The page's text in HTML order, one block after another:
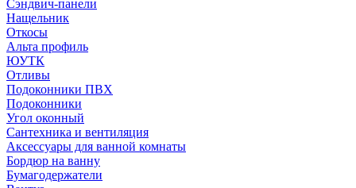
Сэндвич-панели
Нащельник
Откосы
Альта профиль
ЮУТК
Отливы
Подоконники ПВХ
Подоконники
Угол оконный
Сантехника и вентиляция
Аксессуары для ванной комнаты
Бордюр на ванну
Бумагодержатели